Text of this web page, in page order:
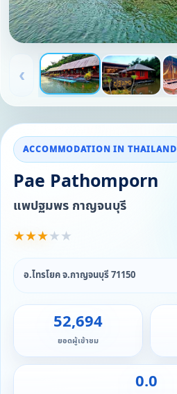
‹
ACCOMMODATION IN THAILAND
Pae Pathomporn
แพปฐมพร กาญจนบุรี
★★★★ ★
อ.ไทรโยค จ.กาญจนบุรี 71150
52,694
ยอดผู้เข้าชม
0.0